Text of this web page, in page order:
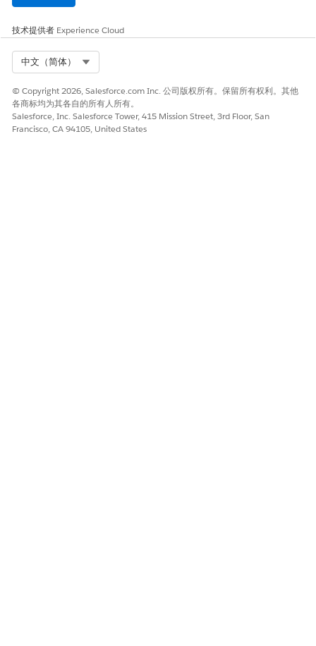
技术提供者 Experience Cloud
中文（简体）
© Copyright 2026, Salesforce.com Inc. 公司版权所有。保留所有权利。其他
各商标均为其各自的所有人所有。
Salesforce, Inc. Salesforce Tower, 415 Mission Street, 3rd Floor, San
Francisco, CA 94105, United States